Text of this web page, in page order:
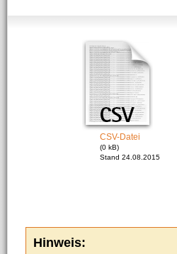
CSV-Datei
(0 kB)
Stand 24.08.2015
Hinweis: